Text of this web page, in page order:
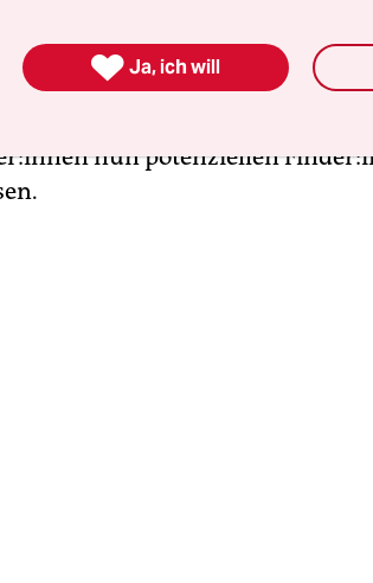
gibt es schon lange von
Apple hat vor allem die
nun potenziellen
 Ja, ich will